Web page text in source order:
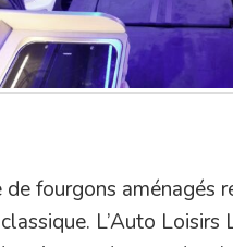
fourgons aménagés
L’Auto Loisirs